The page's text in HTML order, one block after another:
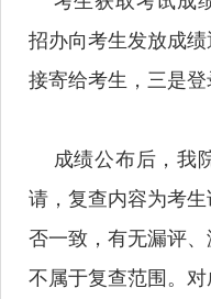
招办向考生发放成
接寄给考生，三是登
成绩公布后，我
请，复查内容为考
否一致，有无漏评
不属于复查范围。